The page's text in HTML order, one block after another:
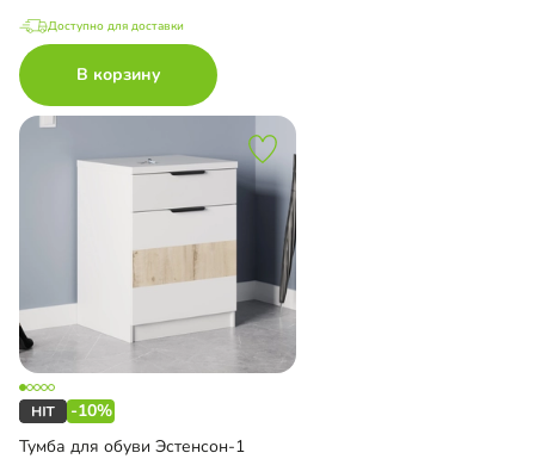
Доступно для доставки
В корзину
-10%
Тумба для обуви Эстенсон-1